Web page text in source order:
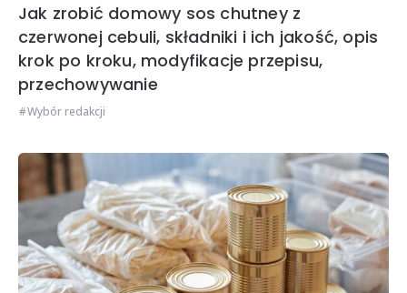
Jak zrobić domowy sos chutney z
czerwonej cebuli, składniki i ich jakość, opis
krok po kroku, modyfikacje przepisu,
przechowywanie
Wybór redakcji